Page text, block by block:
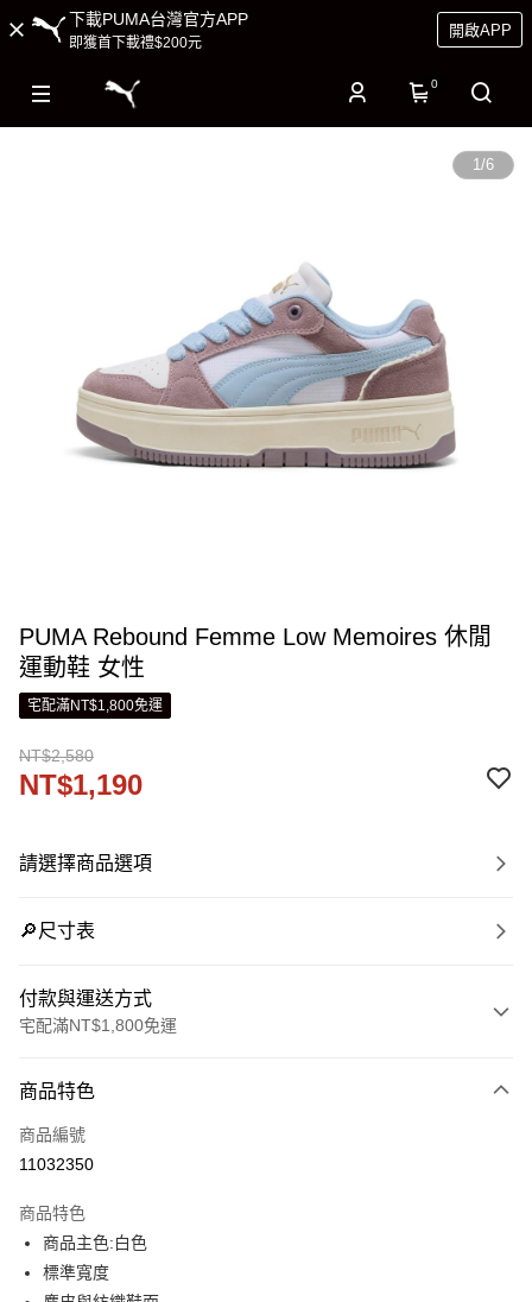
下載PUMA台灣官方APP
即獲首下載禮$200元
開啟APP
0
1/6
PUMA Rebound Femme Low Memoires 休閒
運動鞋 女性
宅配滿NT$1,800免運
NT$2,580
NT$1,190
請選擇商品選項
🔎尺寸表
付款與運送方式
宅配滿NT$1,800免運
信用卡一次付款
LINE Pay
街口支付
悠遊付
商品特色
商品編號
11032350
商品特色
商品主色:白色
標準寬度